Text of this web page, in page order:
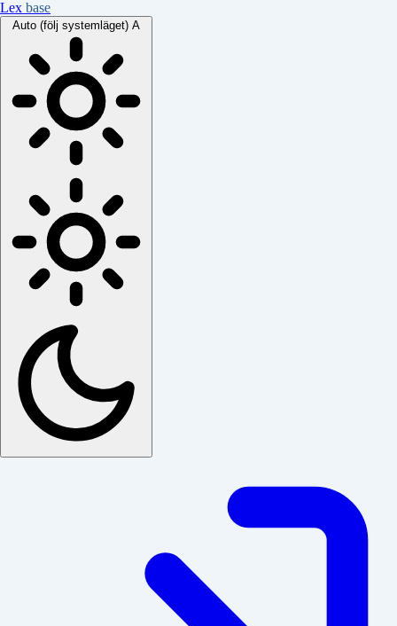
Lex base
Auto (följ systemläget) A